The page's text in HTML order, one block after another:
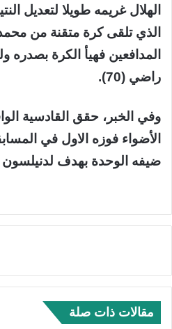
الهلال غريمه طويلا لتعديل
الذي تلقى كرة متقنة من
المدافعين فهيأ الكرة بصدره
راضي (70).
وفي الخبر، حقق القادسية
الأضواء فوزه الاول في
ضيفه الوحدة بهدف لدنيلسون
مقالات ذات صلة